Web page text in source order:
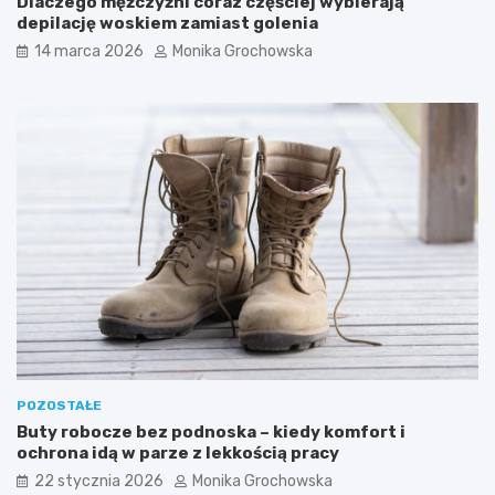
w
i
–
r
o
w
p
o
w
a
d
f
i
l
w
r
z
y
depilację woskiem zamiast golenia
14 marca 2026 Monika Grochowska
POZOSTAŁE
Buty robocze bez podnoska – kiedy komfort i
ochrona idą w parze z lekkością pracy
22 stycznia 2026 Monika Grochowska